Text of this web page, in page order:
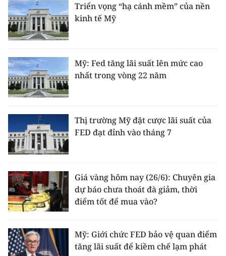
KHOA HỌC - CÔNG NGHỆ
MÔI TRƯỜNG
BẠN ĐỌC
KIỂM CHỨNG THÔNG TIN
54 DÂN TỘC VIỆT NAM
CHƯƠNG TRÌNH OCOP - MỖI XÃ
MỘT SẢN PHẨM
RADIO
MEDIA CENTER
E-Magazine
Triển vọng “hạ cánh mềm” của nền
kinh tế Mỹ
Mỹ: Fed tăng lãi suất lên mức cao
nhất trong vòng 22 năm
Thị trường Mỹ đặt cược lãi suất của
FED đạt đỉnh vào tháng 7
Giá vàng hôm nay (26/6): Chuyên gia
dự báo chưa thoát đà giảm, thời
điểm tốt để mua vào?
Mỹ: Giới chức FED bảo vệ quan điểm
tăng lãi suất để kiềm chế lạm phát